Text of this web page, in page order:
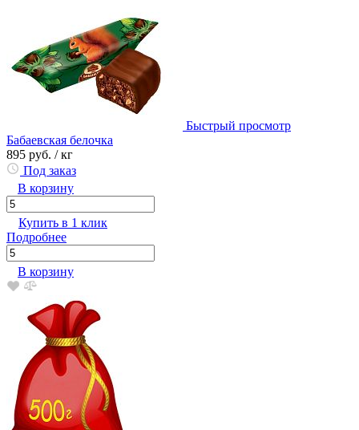
Быстрый просмотр
Бабаевская белочка
895 руб. / кг
Под заказ
В корзину
Купить в 1 клик
Подробнее
В корзину